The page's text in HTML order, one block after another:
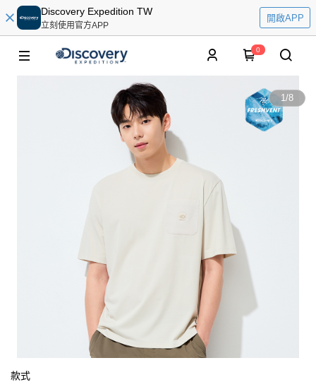
Discovery Expedition TW
立刻使用官方APP
開啟APP
0
1/8
款式